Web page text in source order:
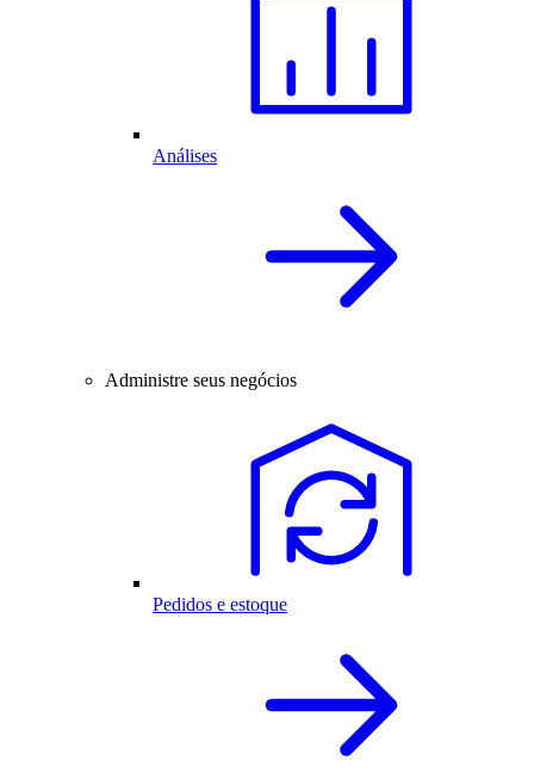
Análises
Administre seus negócios
Pedidos e estoque